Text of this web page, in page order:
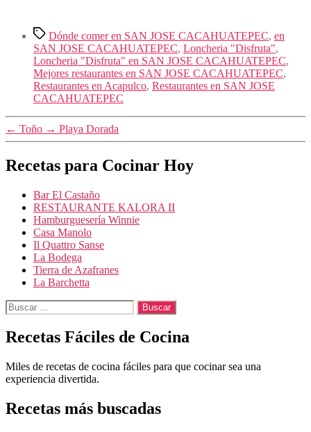
Etiquetas
Dónde comer en SAN JOSE CACAHUATEPEC, en
SAN JOSE CACAHUATEPEC, Loncheria "Disfruta",
Loncheria "Disfruta" en SAN JOSE CACAHUATEPEC,
Mejores restaurantes en SAN JOSE CACAHUATEPEC,
Restaurantes en Acapulco, Restaurantes en SAN JOSE
CACAHUATEPEC
← Toño → Playa Dorada
Recetas para Cocinar Hoy
Bar El Castaño
RESTAURANTE KALORA II
Hamburguesería Winnie
Casa Manolo
Il Quattro Sanse
La Bodega
Tierra de Azafranes
La Barchetta
Buscar:
Recetas Fáciles de Cocina
Miles de recetas de cocina fáciles para que cocinar sea una
experiencia divertida.
Recetas más buscadas